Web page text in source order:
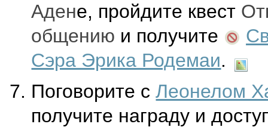
Адене, пройдите квест
общению и получите
Сэра Эрика Родемаи.
Поговорите сЛеонелом
получите награду и